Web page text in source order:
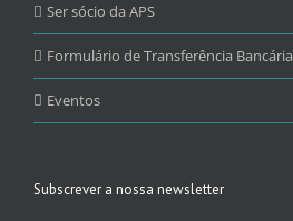
Ser sócio da APS
Formulário de Transferência Bancária
Eventos
Subscrever a nossa newsletter